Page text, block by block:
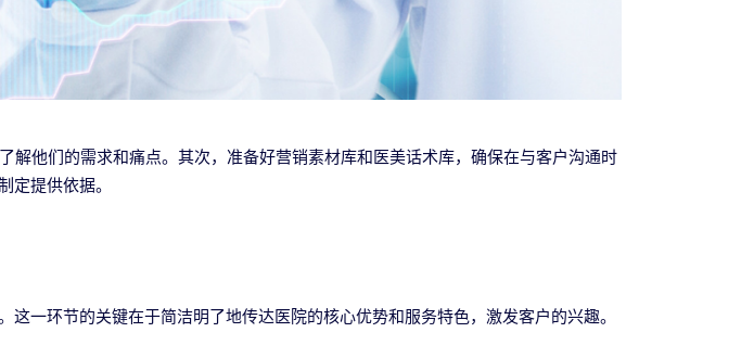
他们的需求和痛点。其次，准备好营销素材库和医美话术库，确保在与客户沟通时
定提供依据。
一环节的关键在于简洁明了地传达医院的核心优势和服务特色，激发客户的兴趣。